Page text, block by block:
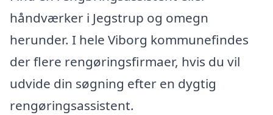
håndværker i Jegstrup og omegn
herunder. I hele Viborg kommunefindes
der flere rengøringsfirmaer, hvis du vil
udvide din søgning efter en dygtig
rengøringsassistent.